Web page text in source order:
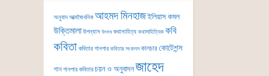
অনুবাদ আত্মজৈবনিক আহমদ মিনহাজইলিয়াস কমল
উক্তিমালা উপন্যাস উৎসব কথাসাহিত্য কথাসাহিত্যিক কবি
কবিতা কবিতার গানপার কবিতার সংকলন কালচারকোটেশন্স
গান গানপার কবিতার চয়ন ও অনুবাদনজাহেদ